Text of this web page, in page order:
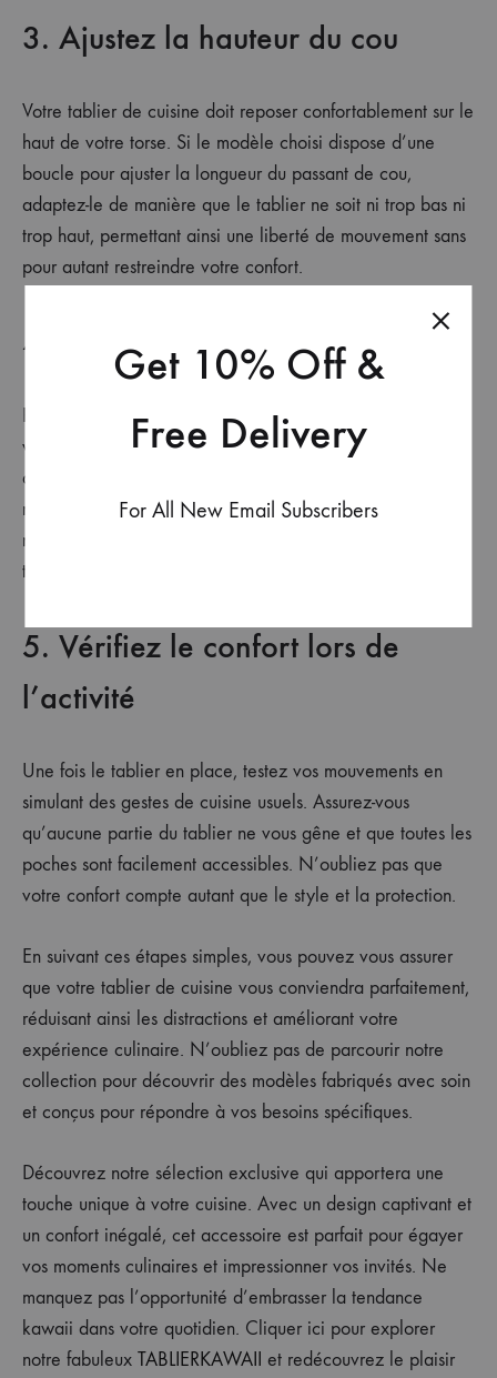
3. Ajustez la hauteur du cou
Votre tablier de cuisine doit reposer confortablement sur le
haut de votre torse. Si le modèle choisi dispose d’une
boucle pour ajuster la longueur du passant de cou,
adaptez-le de manière que le tablier ne soit ni trop bas ni
trop haut, permettant ainsi une liberté de mouvement sans
pour autant restreindre votre confort.
4. Serrez à la taille
Pour veiller à ce que le tablier reste bien en place lors de
vos activités culinaires, ajustez les lanières de taille pour
qu’elles soient bien serrées sans pour autant gêner votre
respiration ou vos mouvements. Un nœud ou une boucle
maintient l’ajustement en place tout en apportant une
touche stylistique à votre apparence.
5. Vérifiez le confort lors de
l’activité
Une fois le tablier en place, testez vos mouvements en
simulant des gestes de cuisine usuels. Assurez-vous
qu’aucune partie du tablier ne vous gêne et que toutes les
poches sont facilement accessibles. N’oubliez pas que
votre confort compte autant que le style et la protection.
En suivant ces étapes simples, vous pouvez vous assurer
que votre tablier de cuisine vous conviendra parfaitement,
réduisant ainsi les distractions et améliorant votre
expérience culinaire. N’oubliez pas de parcourir notre
collection pour découvrir des modèles fabriqués avec soin
et conçus pour répondre à vos besoins spécifiques.
Découvrez notre sélection exclusive qui apportera une
touche unique à votre cuisine. Avec un design captivant et
un confort inégalé, cet accessoire est parfait pour égayer
vos moments culinaires et impressionner vos invités. Ne
manquez pas l’opportunité d’embrasser la tendance
kawaii dans votre quotidien. Cliquer ici pour explorer
notre fabuleux TABLIERKAWAII et redécouvrez le plaisir
Get 10% Off &
Free Delivery
For All New Email Subscribers